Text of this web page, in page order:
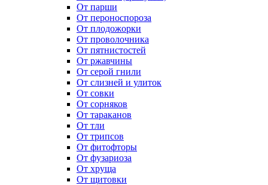
От парши
От пероноспороза
От плодожорки
От проволочника
От пятнистостей
От ржавчины
От серой гнили
От слизней и улиток
От совки
От сорняков
От тараканов
От тли
От трипсов
От фитофторы
От фузариоза
От хруща
От щитовки